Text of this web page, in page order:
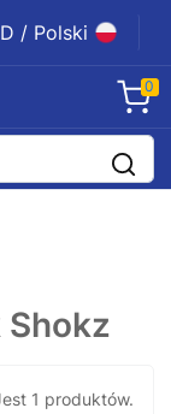
/ Polski
0
Shokz
1 produktów.